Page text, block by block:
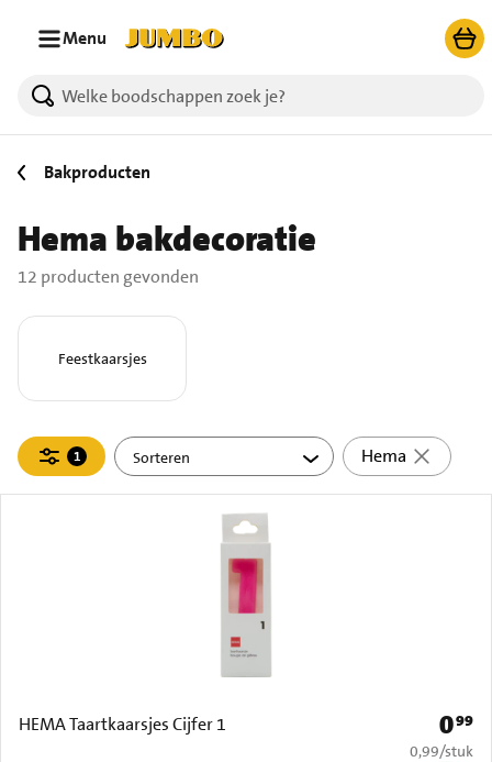
Menu
12 producten gevonden.
Bakproducten
Hema bakdecoratie
12 producten gevonden
Feestkaarsjes
Filteren
1
actief
Hema
HEMA Taartkaarsjes Cijfer 1 Prijs:
099
€ 0,99 per
0,99/stuk